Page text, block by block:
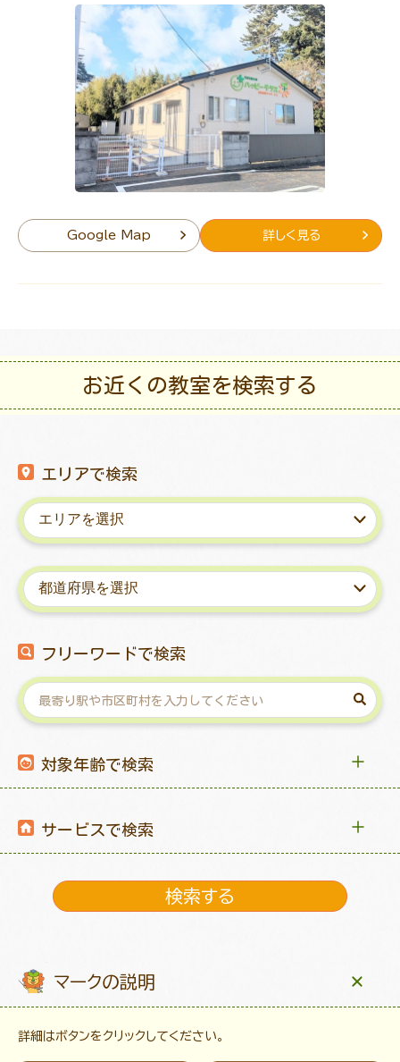
Google Map 詳しく見る
お近くの教室を検索する
エリアで検索
フリーワードで検索
対象年齢で検索
サービスで検索
マークの説明
詳細はボタンをクリックしてください。